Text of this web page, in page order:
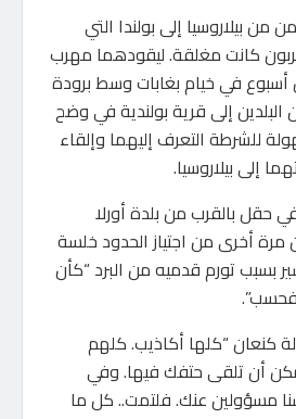
من بيلاروسيا إلى بولندا التي
كانت مغلقة. ليقودهما مهرب
أسبوع في خيام بغابات وسط برودة
البلدين إلى قرية بولندية في وضح
للشرطة التعرف إليهما وإلقاء
إلى بيلاروسيا.
حقل بالقرب من بلدة أورلا
مرة أخرى من اجتياز الحدود خلسة
بسبب تورم قدميه من البرد “كأن
فحسب”.
كنعان “كلها أكاذيب. كلهم
أن تلقى حتفك فيها. وفي
مسؤولين عنك. فلتمت.. كل ما